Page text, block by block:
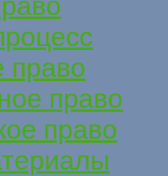
право
право
право